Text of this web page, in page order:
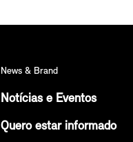
News & Brand
Notícias e Eventos
Quero estar informado